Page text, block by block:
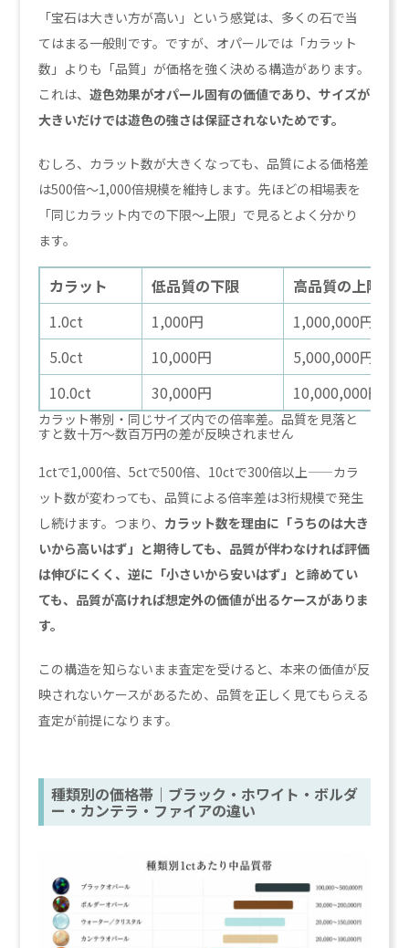
「宝石は大きい方が高い」という感覚は、多くの石で当
てはまる一般則です。ですが、オパールでは「カラット
数」よりも「品質」が価格を強く決める構造があります。
これは、遊色効果がオパール固有の価値であり、サイズが
大きいだけでは遊色の強さは保証されないためです。
むしろ、カラット数が大きくなっても、品質による価格差
は500倍〜1,000倍規模を維持します。先ほどの相場表を
「同じカラット内での下限〜上限」で見るとよく分かり
ます。
カラット 低品質の下限
高品質の上限
1.0ct
1,000円
1,000,000円以上
5.0ct
10,000円
5,000,000円以上
10.0ct
30,000円 10,000,000円以
カラット帯別・同じサイズ内での倍率差。品質を見落と
すと数十万〜数百万円の差が反映されません
1ctで1,000倍、5ctで500倍、10ctで300倍以上——カラ
ット数が変わっても、品質による倍率差は3桁規模で発生
し続けます。つまり、 カラット数を理由に「うちのは大き
いから高いはず」と期待しても、品質が伴わなければ評価
は伸びにくく、逆に「小さいから安いはず」と諦めてい
ても、品質が高ければ想定外の価値が出るケースがありま
す。
この構造を知らないまま査定を受けると、本来の価値が反
映されないケースがあるため、品質を正しく見てもらえる
査定が前提になります。
種類別の価格帯｜ブラック・ホワイト・ボルダ
ー・カンテラ・ファイアの違い